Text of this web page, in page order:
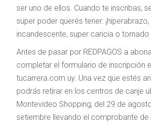
ser uno de ellos. Cuando te inscribas,
super poder querés tener:
incandescente, super caricia o tornado
Antes de pasar por REDPAGOS a
completar el formulario de inscripción
tucarrera.com.uy. Una vez que estés
podrás retirar en los centros de canje
Montevideo Shopping, del 29 de
setiembre llevando el comprobante de